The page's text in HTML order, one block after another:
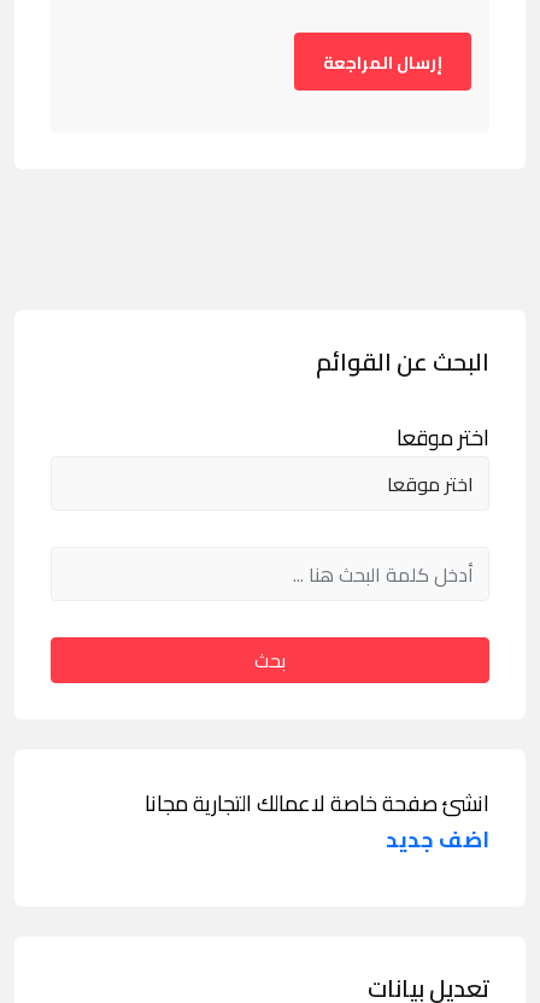
البحث عن القوائم
اختر موقعا
بحث
انشئ صفحة خاصة لاعمالك التجارية مجانا
اضف جديد
تعديل بيانات